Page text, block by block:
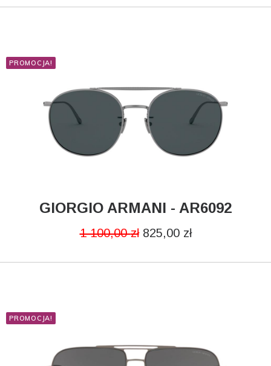
PROMOCJA!
DODAJ DO KOSZYKA
GIORGIO ARMANI - AR6092
1 100,00zł 825,00 zł
PROMOCJA!